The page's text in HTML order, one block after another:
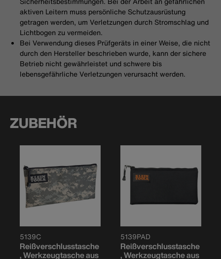
aktiven Leitern muss persönliche Schutzausrüstung
getragen werden, um Verletzungen durch Stromschlag und
Lichtbogen zu vermeiden.
Bei Verwendung dieses Prüfgeräts in einer Weise, die nicht
durch den Hersteller beschrieben wurde, kann der sichere
Betrieb nicht gewährleistet und schwere bis
lebensgefährliche Verletzungen verursacht werden.
ZUBEHÖR
5139C
Reißverschlusstasche
, Werkzeugtasche aus
5139PAD
Reißverschlusstasche
, Werkzeugtasche aus